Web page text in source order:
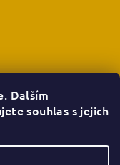
Dalším
souhlas s jejich